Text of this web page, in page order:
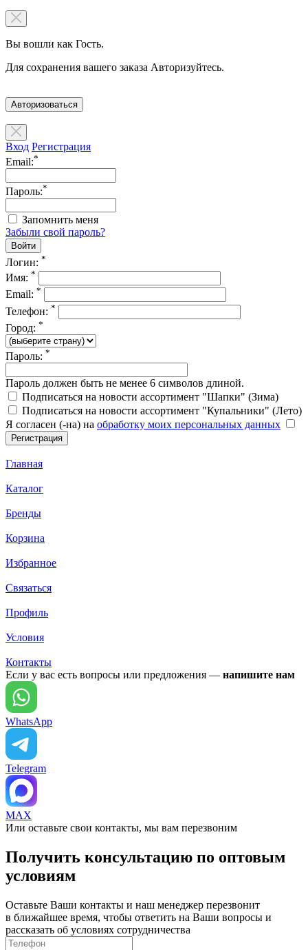
Вы вошли как Гость.
Для сохранения вашего заказа Авторизуйтесь.
Авторизоваться
Вход Регистрация
Email:*
Пароль:*
Запомнить меня
Забыли свой пароль?
Логин: *
Имя: *
Email: *
Телефон: *
Город: *
Пароль: *
Пароль должен быть не менее 6 символов длиной.
Подписаться на новости ассортимент "Шапки" (Зима)
Подписаться на новости ассортимент "Купальники" (Лето)
Я согласен (-на) на обработку моих персональных данных
Главная
Каталог
Бренды
Корзина
Избранное
Связаться
Профиль
Условия
Контакты
Если у вас есть вопросы или предложения — напишите нам
WhatsApp
Telegram
MAX
Или оставьте свои контакты, мы вам перезвоним
Получить консультацию по оптовым
условиям
Оставьте Ваши контакты и наш менеджер перезвонит
в ближайшее время, чтобы ответить на Ваши вопросы и
рассказать об условиях сотрудничества